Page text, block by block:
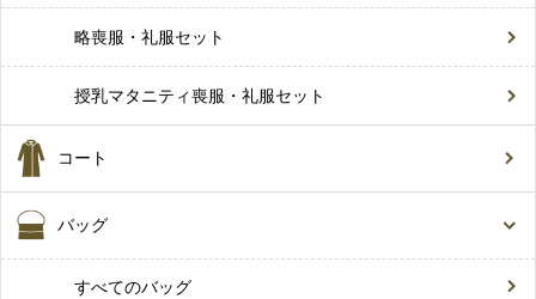
略喪服・礼服セット
授乳マタニティ喪服・礼服セット
コート
バッグ
すべてのバッグ